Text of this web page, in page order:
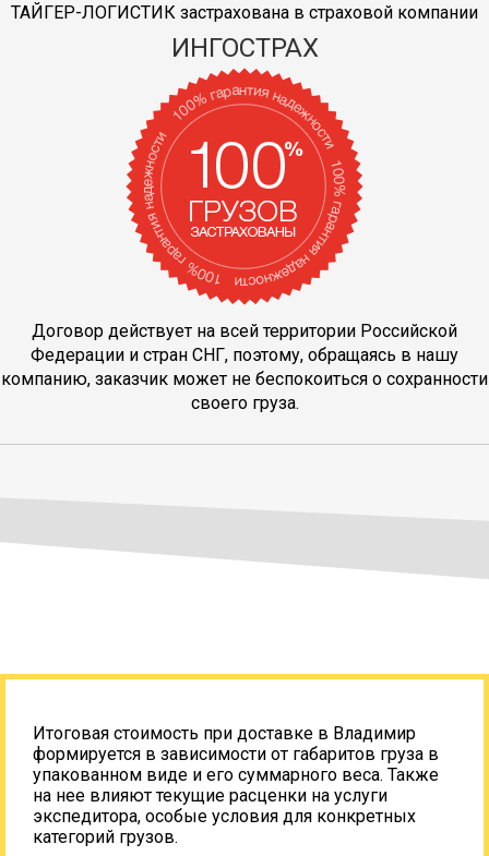
ТАЙГЕР-ЛОГИСТИК застрахована в страховой компании
ИНГОСТРАХ
Договор действует на всей территории Российской
Федерации и стран СНГ, поэтому, обращаясь в нашу
компанию, заказчик может не беспокоиться о сохранности
своего груза.
Итоговая стоимость при доставке в Владимир
формируется в зависимости от габаритов груза в
упакованном виде и его суммарного веса. Также
на нее влияют текущие расценки на услуги
экспедитора, особые условия для конкретных
категорий грузов.